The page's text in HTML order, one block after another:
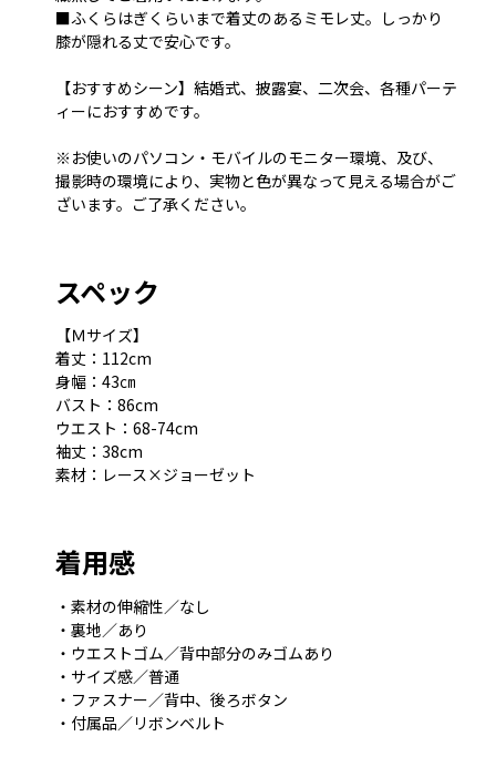
■ふくらはぎくらいまで着丈のあるミモレ丈。しっかり
膝が隠れる丈で安心です。
【おすすめシーン】結婚式、披露宴、二次会、各種パーテ
ィーにおすすめです。
※お使いのパソコン・モバイルのモニター環境、及び、
撮影時の環境により、実物と色が異なって見える場合がご
ざいます。ご了承ください。
スペック
【Ｍサイズ】
着丈：112cm
身幅：43㎝
バスト：86cm
ウエスト：68-74cm
袖丈：38cm
素材：レース×ジョーゼット
着用感
・素材の伸縮性／なし
・裏地／あり
・ウエストゴム／背中部分のみゴムあり
・サイズ感／普通
・ファスナー／背中、後ろボタン
・付属品／リボンベルト